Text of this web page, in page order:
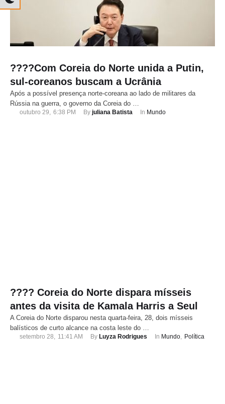
????Com Coreia do Norte unida a Putin,
sul-coreanos buscam a Ucrânia
Após a possível presença norte-coreana ao lado de militares da
Rússia na guerra, o governo da Coreia do …
outubro 29, 6:38 PM By juliana Batista In Mundo
???? Coreia do Norte dispara mísseis
antes da visita de Kamala Harris a Seul
A Coreia do Norte disparou nesta quarta-feira, 28, dois mísseis
balísticos de curto alcance na costa leste do …
setembro 28, 11:41 AM By Luyza Rodrigues In Mundo, Política